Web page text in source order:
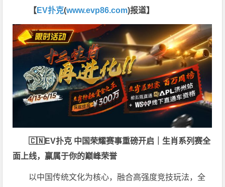
【 EV扑克(www.evp86.com)报道】
🇨🇳EV扑克 中国荣耀赛事重磅开启｜生肖系列赛全
面上线，赢属于你的巅峰荣誉
以中国传统文化为核心，融合高强度竞技玩法，全